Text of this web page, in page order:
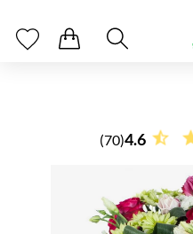
4.6
(70)